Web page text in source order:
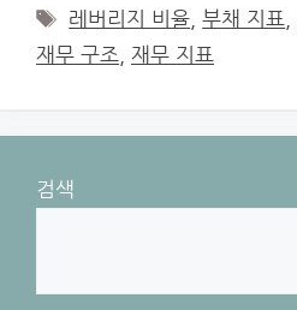
Tags
레버리지 비율 ,부채 지표
재무 구조
재무 지표
검색